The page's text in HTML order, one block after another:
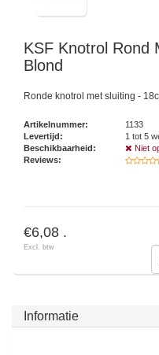
KSF Knotrol Rond
Blond
Ronde knotrol met sluiting -
Artikelnummer:
1133
Levertijd:
1 tot 5
Beschikbaarheid:
Niet
Reviews:
€6,08 .
Excl. btw
Informatie